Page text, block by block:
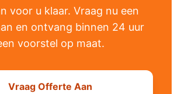
voor u klaar. Vraag nu een
en ontvang binnen 24 uur
voorstel op maat.
Vraag Offerte Aan